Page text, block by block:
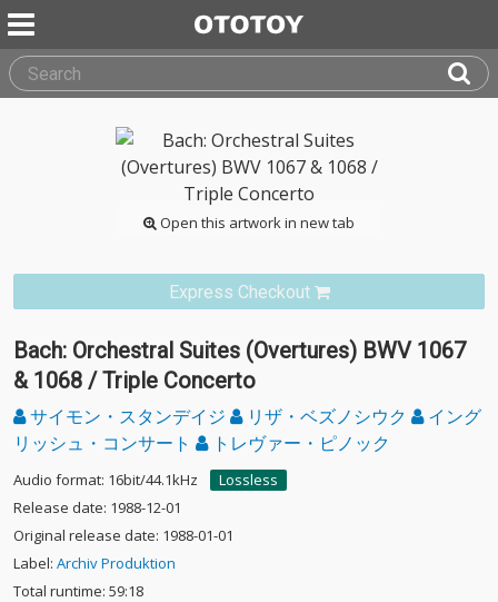
Open this artwork in new tab
Express Checkout
Bach: Orchestral Suites (Overtures) BWV 1067
& 1068 / Triple Concerto
サイモン・スタンデイジ リザ・ベズノシウク
イング
リッシュ・コンサート
トレヴァー・ピノック
Audio format: 16bit/44.1kHz
Lossless
Release date: 1988-12-01
Original release date: 1988-01-01
Label: Archiv Produktion
Total runtime: 59:18